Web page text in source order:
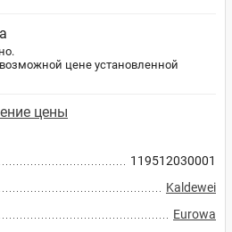
119512030001
Kaldewei
Eurowa
цене установленной
цены